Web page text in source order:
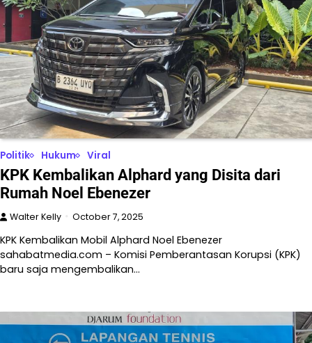
Politik Hukum Viral
KPK Kembalikan Alphard yang Disita dari
Rumah Noel Ebenezer
Walter Kelly October 7, 2025
KPK Kembalikan Mobil Alphard Noel Ebenezer
sahabatmedia.com – Komisi Pemberantasan Korupsi (KPK)
baru saja mengembalikan…